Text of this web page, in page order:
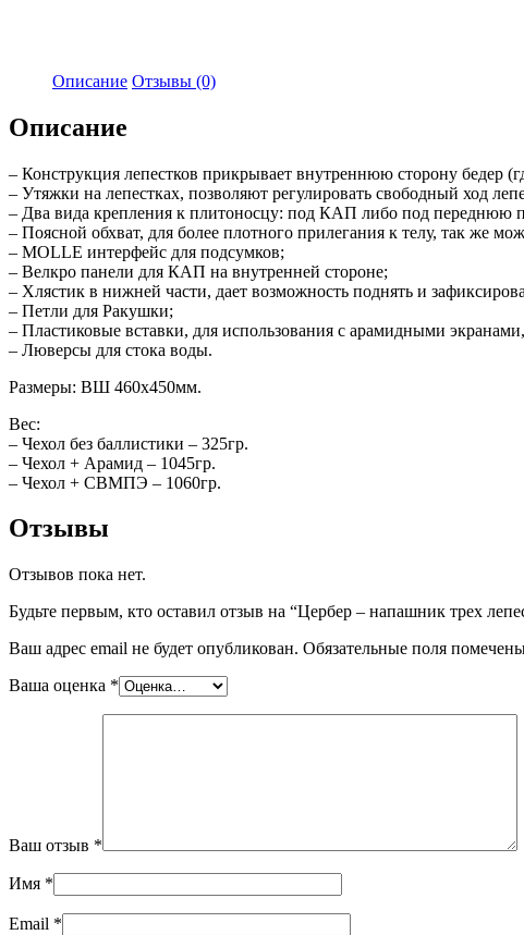
Описание Отзывы (0)
Описание
– Конструкция лепестков прикрывает внутреннюю сторону бедер
– Утяжки на лепестках, позволяют регулировать свободный ход
– Два вида крепления к плитоносцу: под КАП либо под переднюю
– Поясной обхват, для более плотного прилегания к телу, так же
– MOLLE интерфейс для подсумков;
– Велкро панели для КАП на внутренней стороне;
– Хлястик в нижней части, дает возможность поднять и
– Петли для Ракушки;
– Пластиковые вставки, для использования с арамидными
– Люверсы для стока воды.
Размеры: ВШ 460х450мм.
Вес:
– Чехол без баллистики – 325гр.
– Чехол + Арамид – 1045гр.
– Чехол + СВМПЭ – 1060гр.
Отзывы
Отзывов пока нет.
Будьте первым, кто оставил отзыв на “Цербер – напашник трех
Ваш адрес email не будет опубликован. Обязательные поля
Ваша оценка *
Ваш отзыв *
Имя *
Email *